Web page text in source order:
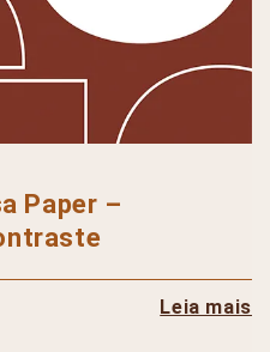
Paper –
Leia mais